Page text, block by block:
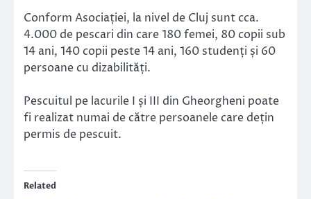
Conform Asociației, la nivel de Cluj sunt cca.
4.000 de pescari din care 180 femei, 80 copii sub
14 ani, 140 copii peste 14 ani, 160 studenți și 60
persoane cu dizabilități.
Pescuitul pe lacurile I și III din Gheorgheni poate
fi realizat numai de către persoanele care dețin
permis de pescuit.
Related